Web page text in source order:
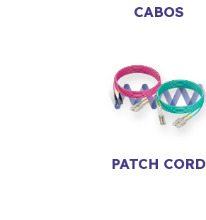
CABOS
PATCH CORD